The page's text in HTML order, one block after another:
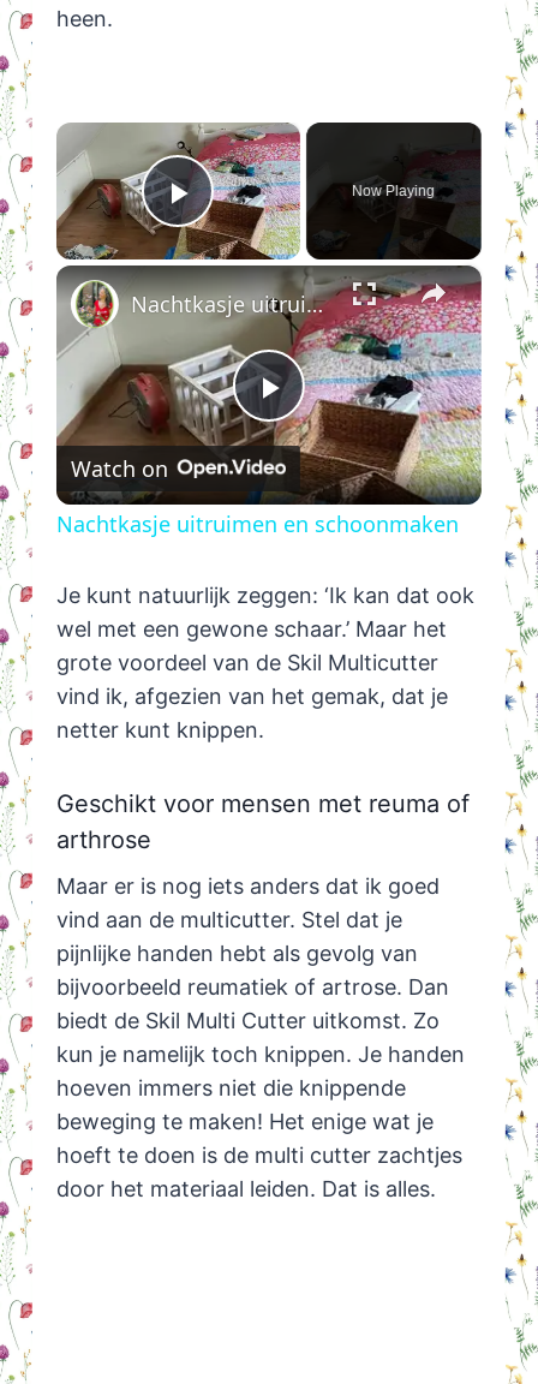
heen.
×
Play Video
Now Playing
×
Play
Video
Nachtkasje uitruimen en schoonmaken
Watch on
Nachtkasje uitruimen en schoonmaken
Je kunt natuurlijk zeggen: ‘Ik kan dat ook
wel met een gewone schaar.’ Maar het
grote voordeel van de Skil Multicutter
vind ik, afgezien van het gemak, dat je
netter kunt knippen.
Geschikt voor mensen met reuma of
arthrose
Maar er is nog iets anders dat ik goed
vind aan de multicutter. Stel dat je
pijnlijke handen hebt als gevolg van
bijvoorbeeld reumatiek of artrose. Dan
biedt de Skil Multi Cutter uitkomst. Zo
kun je namelijk toch knippen. Je handen
hoeven immers niet die knippende
beweging te maken! Het enige wat je
hoeft te doen is de multi cutter zachtjes
door het materiaal leiden. Dat is alles.